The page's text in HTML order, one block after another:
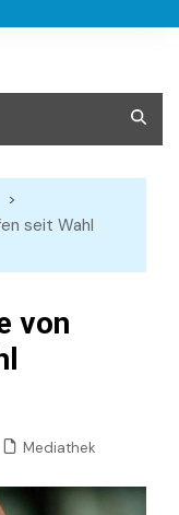
seit Wahl
von
Mediathek